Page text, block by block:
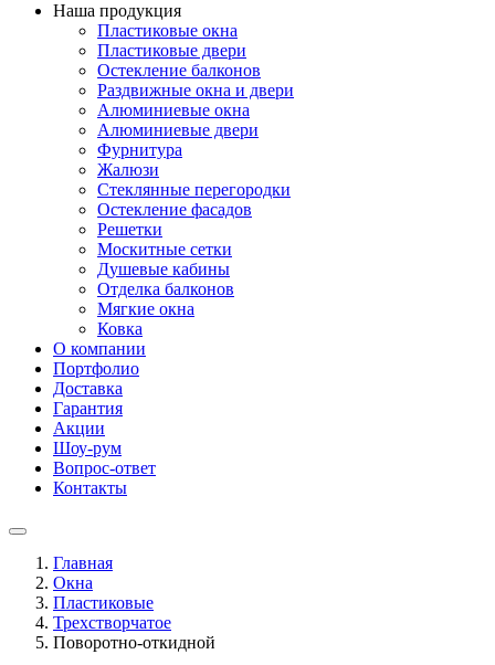
Наша продукция
Пластиковые окна
Пластиковые двери
Остекление балконов
Раздвижные окна и двери
Алюминиевые окна
Алюминиевые двери
Фурнитура
Жалюзи
Стеклянные перегородки
Остекление фасадов
Решетки
Москитные сетки
Душевые кабины
Отделка балконов
Мягкие окна
Ковка
О компании
Портфолио
Доставка
Гарантия
Акции
Шоу-рум
Вопрос-ответ
Контакты
Главная
Окна
Пластиковые
Трехстворчатое
Поворотно-откидной